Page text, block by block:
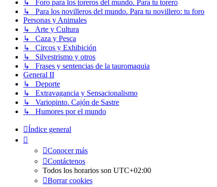
↳ Foro para los toreros del mundo. Para tu torero
↳ Para los novilleros del mundo. Para tu novillero: tu foro
Personas y Animales
↳ Arte y Cultura
↳ Caza y Pesca
↳ Circos y Exhibición
↳ Silvestrismo y otros
↳ Frases y sentencias de la tauromaquia
General II
↳ Deporte
↳ Extravagancia y Sensacionalismo
↳ Variopinto. Cajón de Sastre
↳ Humores por el mundo
Índice general
Conocer más
Contáctenos
Todos los horarios son UTC+02:00
Borrar cookies